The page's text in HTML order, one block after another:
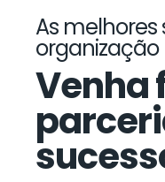
As
organização
Venha